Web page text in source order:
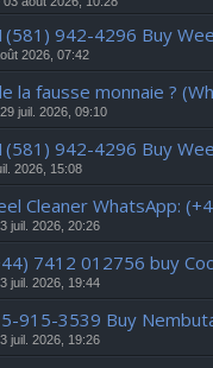
942-4296 Buy
2026, 07:42
la fausse monnaie ?
juil. 2026, 09:10
942-4296 Buy
2026, 15:08
Cleaner WhatsApp:
juil. 2026, 20:26
7412 012756 buy
juil. 2026, 19:44
915-3539 Buy
juil. 2026, 19:26